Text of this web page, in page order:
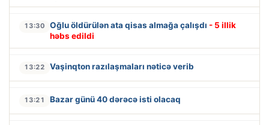
13:30 Oğlu öldürülən ata qisas almağa çalışdı - 5 illik
həbs edildi
13:22 Vaşinqton razılaşmaları nəticə verib
13:21 Bazar günü 40 dərəcə isti olacaq